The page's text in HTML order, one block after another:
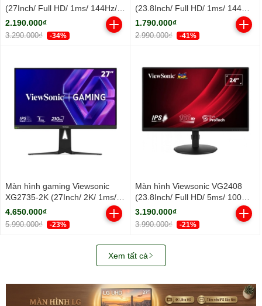
(27Inch/ Full HD/ 1ms/ 144Hz/
300cd/m2/ IPS)
2.190.000₫
3.290.000₫ -34%
(23.8Inch/ Full HD/ 1ms/ 144Hz/
300cd/m2/ IPS)
1.790.000₫
2.990.000₫ -41%
Màn hình gaming Viewsonic
XG2735-2K (27Inch/ 2K/ 1ms/
210Hz/ 400cd/m2/ IPS)
4.650.000₫
5.990.000₫ -23%
Màn hình Viewsonic VG2408
(23.8Inch/ Full HD/ 5ms/ 100HZ/
250cd/m2/ LED/ Tích hợp Loa)
3.190.000₫
3.990.000₫ -21%
Xem tất cả